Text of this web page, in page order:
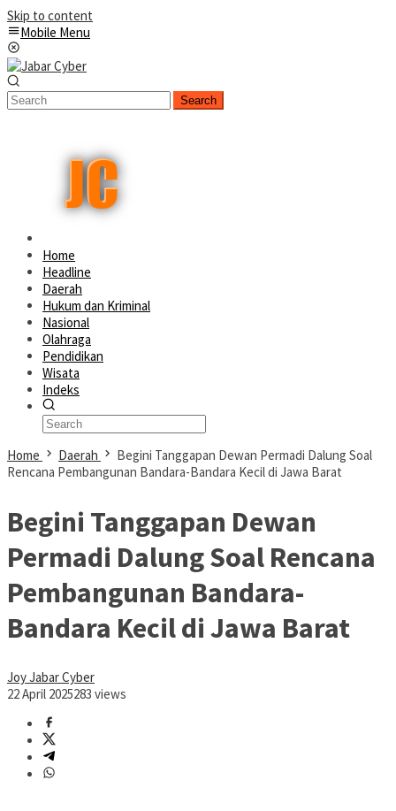
Skip to content
Mobile Menu
Search
Home
Headline
Daerah
Hukum dan Kriminal
Nasional
Olahraga
Pendidikan
Wisata
Indeks
Home Daerah
Begini Tanggapan Dewan Permadi Dalung Soal
Rencana Pembangunan Bandara-Bandara Kecil di Jawa Barat
Begini Tanggapan Dewan
Permadi Dalung Soal Rencana
Pembangunan Bandara-
Bandara Kecil di Jawa Barat
Joy Jabar Cyber
22 April 2025283 views